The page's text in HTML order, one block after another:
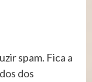
spam. Fica a
dos